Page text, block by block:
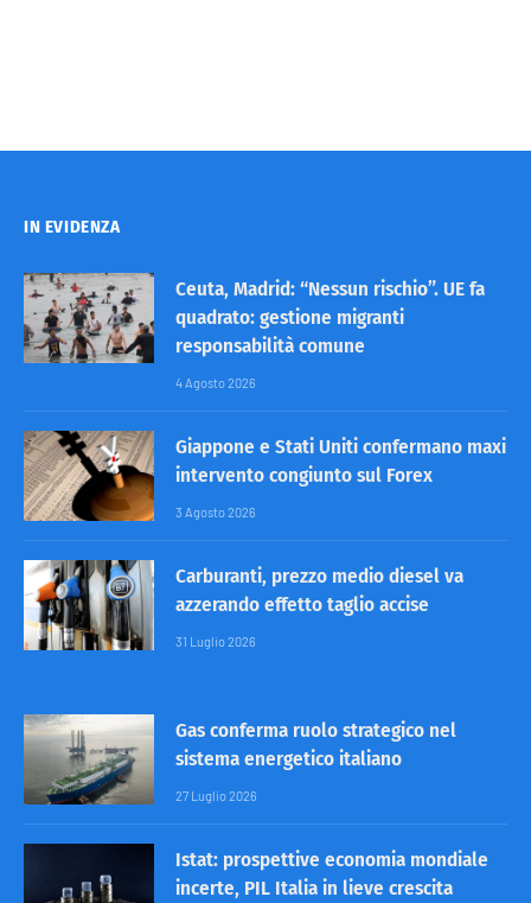
IN EVIDENZA
Ceuta, Madrid: “Nessun rischio”. UE fa
quadrato: gestione migranti
responsabilità comune
4 Agosto 2026
Giappone e Stati Uniti confermano maxi
intervento congiunto sul Forex
3 Agosto 2026
Carburanti, prezzo medio diesel va
azzerando effetto taglio accise
31 Luglio 2026
Gas conferma ruolo strategico nel
sistema energetico italiano
27 Luglio 2026
Istat: prospettive economia mondiale
incerte, PIL Italia in lieve crescita